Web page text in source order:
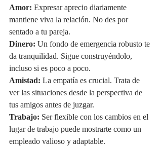
Amor: Expresar aprecio diariamente
mantiene viva la relación. No des por
sentado a tu pareja.
Dinero: Un fondo de emergencia robusto te
da tranquilidad. Sigue construyéndolo,
incluso si es poco a poco.
Amistad: La empatía es crucial. Trata de
ver las situaciones desde la perspectiva de
tus amigos antes de juzgar.
Trabajo: Ser flexible con los cambios en el
lugar de trabajo puede mostrarte como un
empleado valioso y adaptable.